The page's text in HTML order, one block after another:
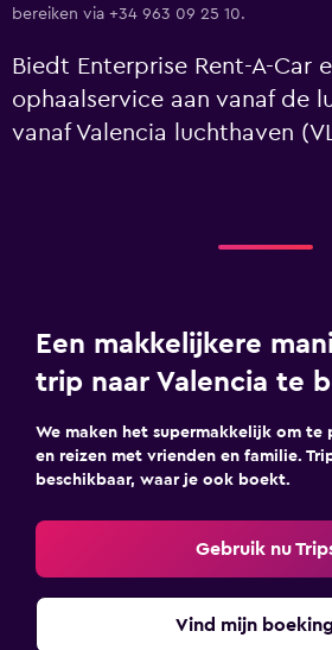
bereiken via +34 963 09 25 10.
Biedt Enterprise Rent-A-Car
ophaalservice aan vanaf de
vanaf Valencia luchthaven
Een makkelijkere
trip naar Valencia te
We maken het supermakkelijk om te
en reizen met vrienden en familie.
beschikbaar, waar je ook boekt.
Gebruik nu
Vind mijn